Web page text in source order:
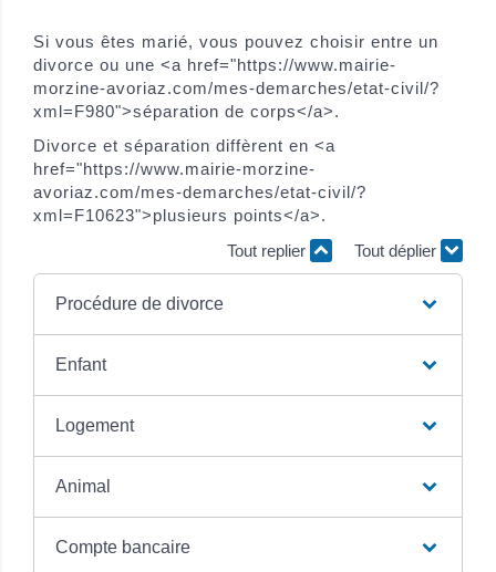
Si vous êtes marié, vous pouvez choisir entre un
divorce ou une <a href="https://www.mairie-
morzine-avoriaz.com/mes-demarches/etat-civil/?
xml=F980">séparation de corps</a>.
Divorce et séparation diffèrent en <a
href="https://www.mairie-morzine-
avoriaz.com/mes-demarches/etat-civil/?
xml=F10623">plusieurs points</a>.
Tout replier
Tout déplier
Procédure de divorce
Enfant
Logement
Animal
Compte bancaire